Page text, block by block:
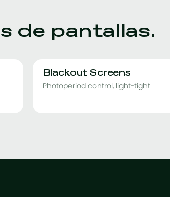
de pantallas.
Blackout Screens
Photoperiod control, light-tight